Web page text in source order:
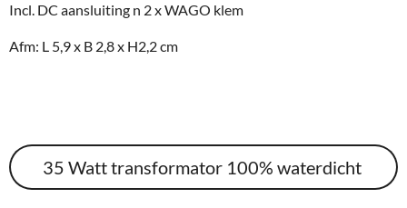
Incl. DC aansluiting n 2 x WAGO klem
Afm: L 5,9 x B 2,8 x H2,2 cm
35 Watt transformator 100% waterdicht